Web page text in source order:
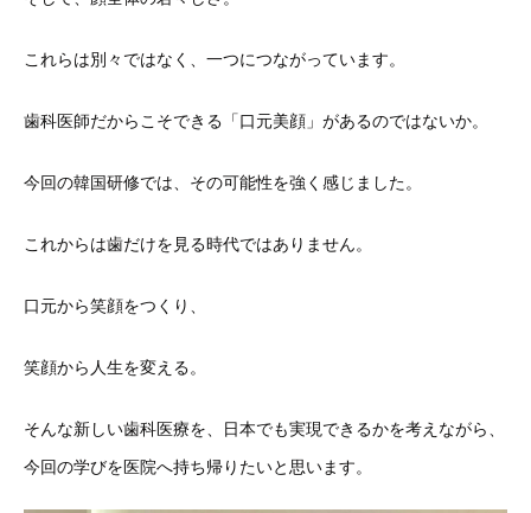
これらは別々ではなく、一つにつながっています。
歯科医師だからこそできる「口元美顔」があるのではないか。
今回の韓国研修では、その可能性を強く感じました。
これからは歯だけを見る時代ではありません。
口元から笑顔をつくり、
笑顔から人生を変える。
そんな新しい歯科医療を、日本でも実現できるかを考えながら、
今回の学びを医院へ持ち帰りたいと思います。